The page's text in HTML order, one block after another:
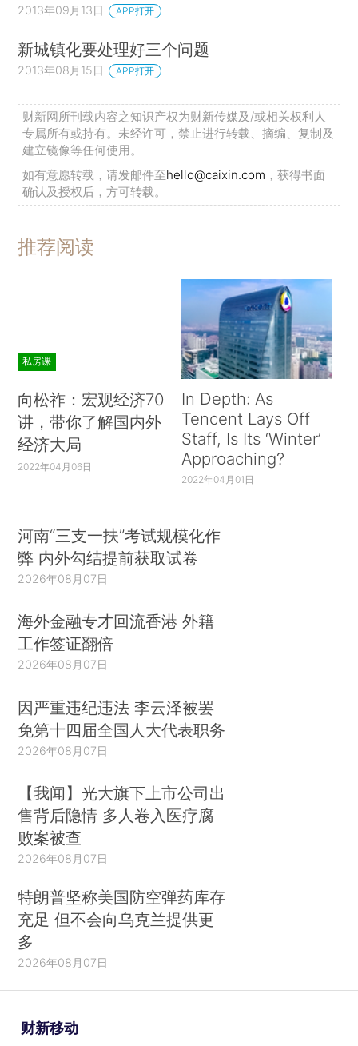
2013年09月13日 APP打开
新城镇化要处理好三个问题
2013年08月15日 APP打开
财新网所刊载内容之知识产权为财新传媒及/或相关权利人
专属所有或持有。未经许可，禁止进行转载、摘编、复制及
建立镜像等任何使用。
如有意愿转载，请发邮件至hello@caixin.com ，获得书面
确认及授权后，方可转载。
推荐阅读
私房课
向松祚：宏观经济70
讲，带你了解国内外
经济大局
2022年04月06日
In Depth: As
Tencent Lays Off
Staff, Is Its ‘Winter’
Approaching?
2022年04月01日
河南“三支一扶”考试规模化作
弊 内外勾结提前获取试卷
2026年08月07日
海外金融专才回流香港 外籍
工作签证翻倍
2026年08月07日
因严重违纪违法 李云泽被罢
免第十四届全国人大代表职务
2026年08月07日
【我闻】光大旗下上市公司出
售背后隐情 多人卷入医疗腐
败案被查
2026年08月07日
特朗普坚称美国防空弹药库存
充足 但不会向乌克兰提供更
多
2026年08月07日
财新移动